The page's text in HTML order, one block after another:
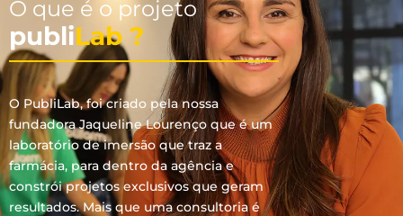
O que é o projeto
publiLab ?
O PubliLab, foi criado pela nossa
fundadora Jaqueline Lourenço que é um
laboratório de imersão que traz a
farmácia, para dentro da agência e
constrói projetos exclusivos que geram
resultados. Mais que uma consultoria é